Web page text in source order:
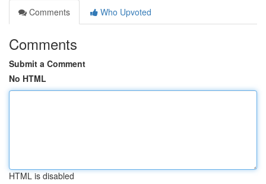
Comments
Who Upvoted
Comments
Submit a Comment
No HTML
HTML is disabled